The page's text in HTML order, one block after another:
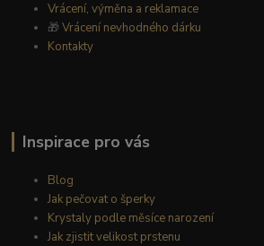
Vrácení, výměna a reklamace
🎁Vrácení nevhodného dárku
Kontakty
Inspirace pro vás
Blog
Jak pečovat o šperky
Krystaly podle měsíce narození
Jak zjistit velikost prstenu